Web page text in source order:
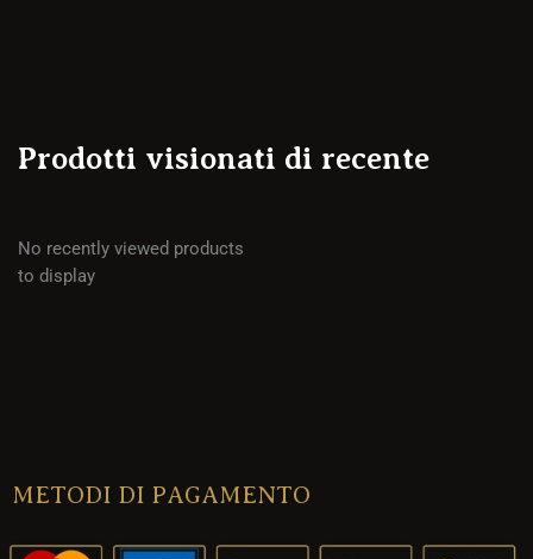
Prodotti visionati di recente
No recently viewed products
to display
METODI DI PAGAMENTO